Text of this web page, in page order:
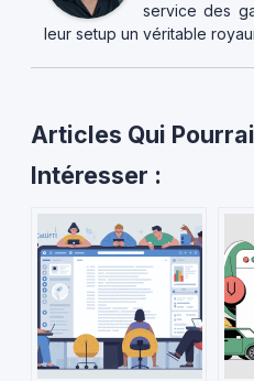
service des
leur setup un véritable
Articles Qui
Intéresser :